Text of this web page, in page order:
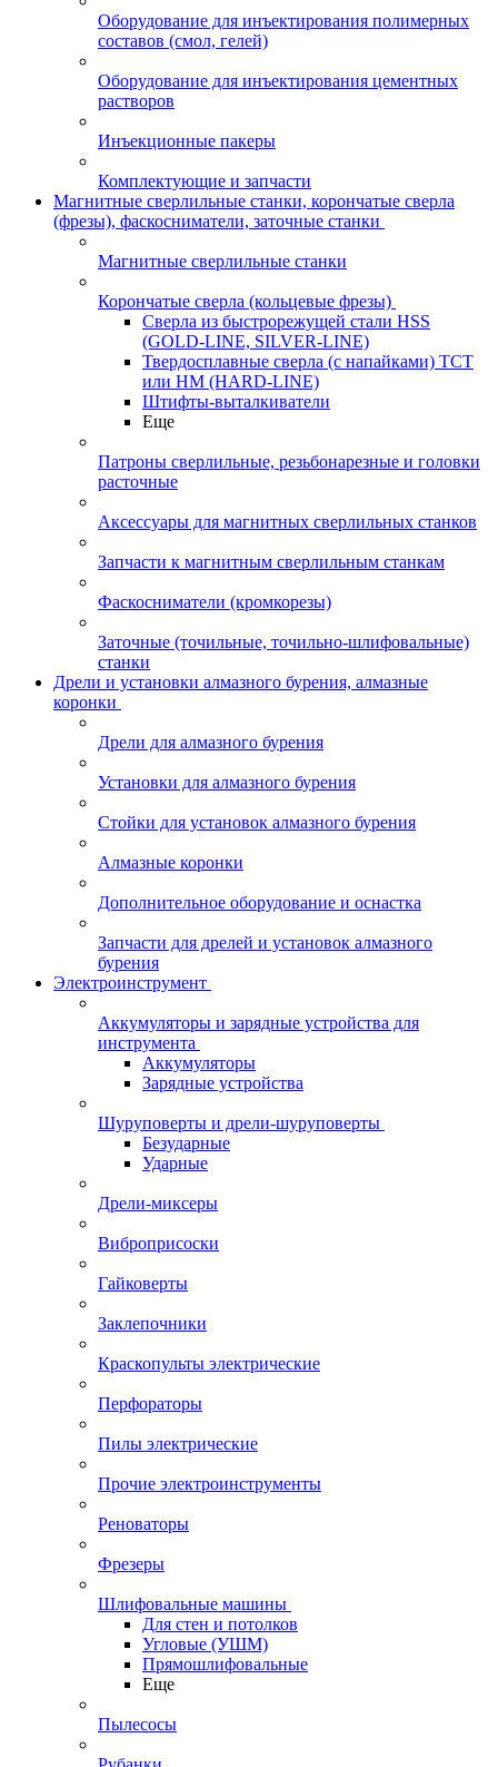
Оборудование для инъектирования полимерных
составов (смол, гелей)
Оборудование для инъектирования цементных
растворов
Инъекционные пакеры
Комплектующие и запчасти
Магнитные сверлильные станки, корончатые сверла
(фрезы), фаскосниматели, заточные станки
Магнитные сверлильные станки
Корончатые сверла (кольцевые фрезы)
Сверла из быстрорежущей стали HSS
(GOLD-LINE, SILVER-LINE)
Твердосплавные сверла (с напайками) ТСТ
или HM (HARD-LINE)
Штифты-выталкиватели
Еще
Патроны сверлильные, резьбонарезные и головки
расточные
Аксессуары для магнитных сверлильных станков
Запчасти к магнитным сверлильным станкам
Фаскосниматели (кромкорезы)
Заточные (точильные, точильно-шлифовальные)
станки
Дрели и установки алмазного бурения, алмазные
коронки
Дрели для алмазного бурения
Установки для алмазного бурения
Стойки для установок алмазного бурения
Алмазные коронки
Дополнительное оборудование и оснастка
Запчасти для дрелей и установок алмазного
бурения
Электроинструмент
Аккумуляторы и зарядные устройства для
инструмента
Аккумуляторы
Зарядные устройства
Шуруповерты и дрели-шуруповерты
Безударные
Ударные
Дрели-миксеры
Виброприсоски
Гайковерты
Заклепочники
Краскопульты электрические
Перфораторы
Пилы электрические
Прочие электроинструменты
Реноваторы
Фрезеры
Шлифовальные машины
Для стен и потолков
Угловые (УШМ)
Прямошлифовальные
Еще
Пылесосы